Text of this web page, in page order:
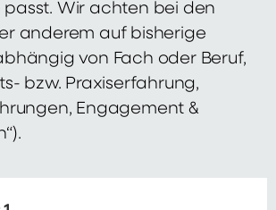
Wir achten bei den
anderem auf bisherige
von Fach oder Beruf,
bzw. Praxiserfahrung,
Engagement &